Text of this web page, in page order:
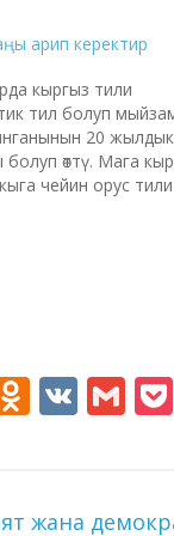
арип керектир
кыргыз тили
тил болуп
20 жылдык
болуп өттү. Мага
чейин орус тили
байланышкандай,
O
o
V G
l
жана